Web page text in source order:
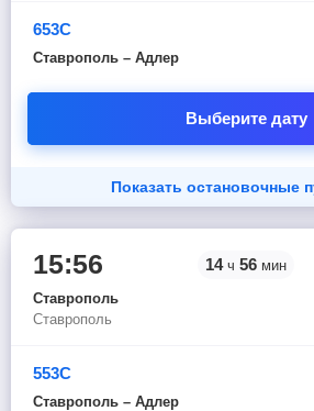
653С
Ставрополь – Адлер
Выберите дату
Показать остановочные
15:56
Ставрополь
Ставрополь
14 ч 56 мин
553С
Ставрополь – Адлер